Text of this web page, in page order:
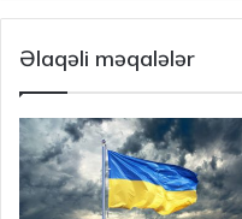
Əlaqəli məqalələr